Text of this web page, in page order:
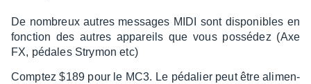
De nombreux autres messages MIDI sont dispo­nibles en
fonc­tion des autres appa­reils que vous possé­dez (Axe
FX, pédales Stry­mon etc)
Comp­tez $189 pour le MC3. Le péda­lier peut être alimen­